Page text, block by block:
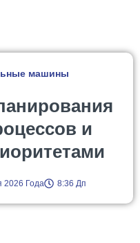
машины
и
2026 Года 8:36 Дп